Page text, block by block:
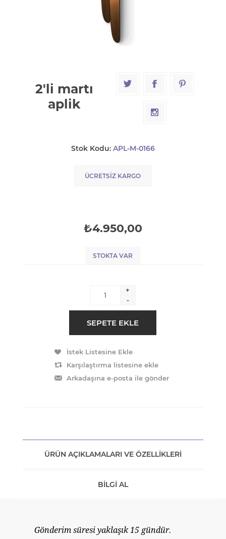
2'li martı
aplik
Stok Kodu: APL-M-0166
ÜCRETSIZ KARGO
₺4.950,00
STOKTA VAR
+
-
ÜRÜN AÇIKLAMALARI VE ÖZELLIKLERI
BILGI AL
Gönderim süresi yaklaşık 15 gündür.